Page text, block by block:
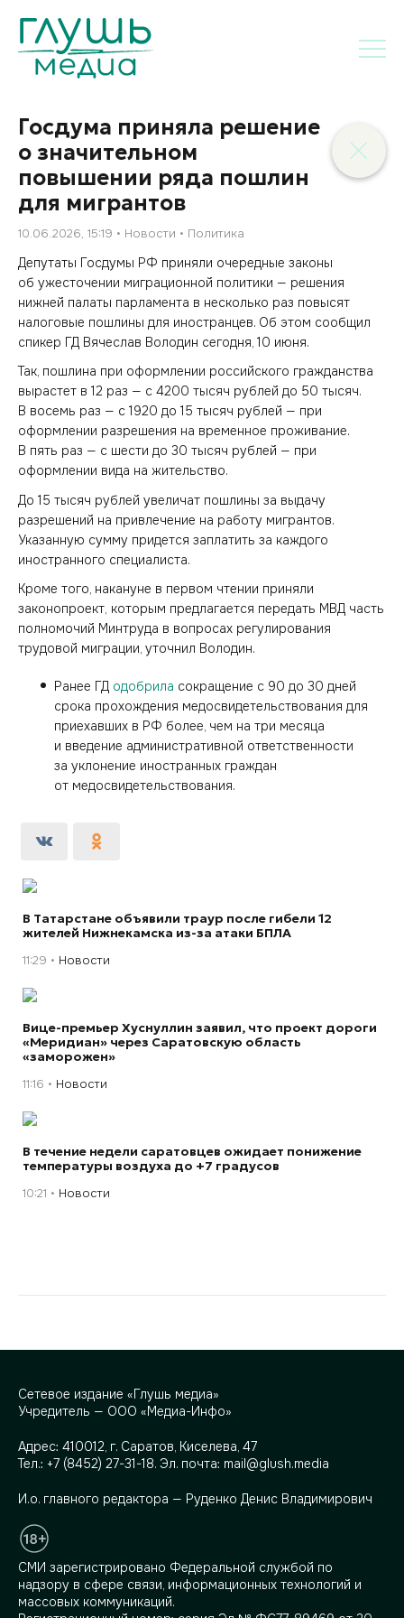
Госдума приняла решение
о значительном
повышении ряда пошлин
для мигрантов
10.06.2026, 15:19 Новости Политика
Депутаты Госдумы РФ приняли очередные законы
об ужесточении миграционной политики — решения
нижней палаты парламента в несколько раз повысят
налоговые пошлины для иностранцев. Об этом сообщил
спикер ГД Вячеслав Володин сегодня, 10 июня.
Так, пошлина при оформлении российского гражданства
вырастет в 12 раз — с 4200 тысяч рублей до 50 тысяч.
В восемь раз — с 1920 до 15 тысяч рублей — при
оформлении разрешения на временное проживание.
В пять раз — с шести до 30 тысяч рублей — при
оформлении вида на жительство.
До 15 тысяч рублей увеличат пошлины за выдачу
разрешений на привлечение на работу мигрантов.
Указанную сумму придется заплатить за каждого
иностранного специалиста.
Кроме того, накануне в первом чтении приняли
законопроект, которым предлагается передать МВД часть
полномочий Минтруда в вопросах регулирования
трудовой миграции, уточнил Володин.
Ранее ГД одобрила сокращение с 90 до 30 дней
срока прохождения медосвидетельствования для
приехавших в РФ более, чем на три месяца
и введение административной ответственности
за уклонение иностранных граждан
от медосвидетельствования.
В Татарстане объявили траур после гибели 12
жителей Нижнекамска из-за атаки БПЛА
11:29 Новости
Вице-премьер Хуснуллин заявил, что проект дороги
«Меридиан» через Саратовскую область
«заморожен»
11:16 Новости
В течение недели саратовцев ожидает понижение
температуры воздуха до +7 градусов
10:21 Новости
Сетевое издание «Глушь медиа»
Учредитель — ООО «Медиа-Инфо»
Адрес: 410012, г. Саратов, Киселева, 47
Тел.: +7 (8452) 27-31-18. Эл. почта: mail@glush.media
И.о. главного редактора — Руденко Денис Владимирович
СМИ зарегистрировано Федеральной службой по
надзору в сфере связи, информационных технологий и
массовых коммуникаций.